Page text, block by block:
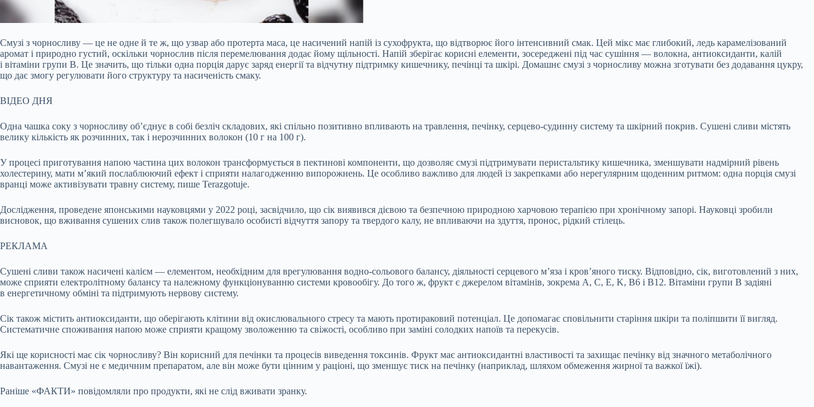
Смузі з чорносливу — це не одне й те ж, що узвар або протерта маса, це насичений напій із сухофрукта, що відтворює його інтенсивний смак. Цей мікс має глибокий, ледь карамелізований
аромат і природно густий, оскільки чорнослив після перемелювання додає йому щільності. Напій зберігає корисні елементи, зосереджені під час сушіння — волокна, антиоксиданти, калій
і вітаміни групи В. Це значить, що тільки одна порція дарує заряд енергії та відчутну підтримку кишечнику, печінці та шкірі. Домашнє смузі з чорносливу можна зготувати без додавання цукру,
що дає змогу регулювати його структуру та насиченість смаку.
ВІДЕО ДНЯ
Одна чашка соку з чорносливу об’єднує в собі безліч складових, які спільно позитивно впливають на травлення, печінку, серцево-судинну систему та шкірний покрив. Сушені сливи містять
велику кількість як розчинних, так і нерозчинних волокон (10 г на 100 г).
У процесі приготування напою частина цих волокон трансформується в пектинові компоненти, що дозволяє смузі підтримувати перистальтику кишечника, зменшувати надмірний рівень
холестерину, мати м’який послаблюючий ефект і сприяти налагодженню випорожнень. Це особливо важливо для людей із закрепками або нерегулярним щоденним ритмом: одна порція смузі
вранці може активізувати травну систему, пише Terazgotuje.
Дослідження, проведене японськими науковцями у 2022 році, засвідчило, що сік виявився дієвою та безпечною природною харчовою терапією при хронічному запорі. Науковці зробили
висновок, що вживання сушених слив також полегшувало особисті відчуття запору та твердого калу, не впливаючи на здуття, пронос, рідкий стілець.
РЕКЛАМА
Сушені сливи також насичені калієм — елементом, необхідним для врегулювання водно-сольового балансу, діяльності серцевого м’яза і кров’яного тиску. Відповідно, сік, виготовлений з них,
може сприяти електролітному балансу та належному функціонуванню системи кровообігу. До того ж, фрукт є джерелом вітамінів, зокрема A, C, E, K, B6 і B12. Вітаміни групи В задіяні
в енергетичному обміні та підтримують нервову систему.
Сік також містить антиоксиданти, що оберігають клітини від окислювального стресу та мають протираковий потенціал. Це допомагає сповільнити старіння шкіри та поліпшити її вигляд.
Систематичне споживання напою може сприяти кращому зволоженню та свіжості, особливо при заміні солодких напоїв та перекусів.
Які ще корисності має сік чорносливу? Він корисний для печінки та процесів виведення токсинів. Фрукт має антиоксидантні властивості та захищає печінку від значного метаболічного
навантаження. Смузі не є медичним препаратом, але він може бути цінним у раціоні, що зменшує тиск на печінку (наприклад, шляхом обмеження жирної та важкої їжі).
Раніше «ФАКТИ» повідомляли про продукти, які не слід вживати зранку.